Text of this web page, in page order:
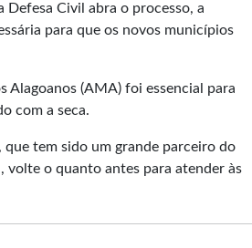
Defesa Civil abra o processo, a
para que os novos municípios
Alagoanos (AMA) foi essencial para
com a seca.
tem sido um grande parceiro do
volte o quanto antes para atender às